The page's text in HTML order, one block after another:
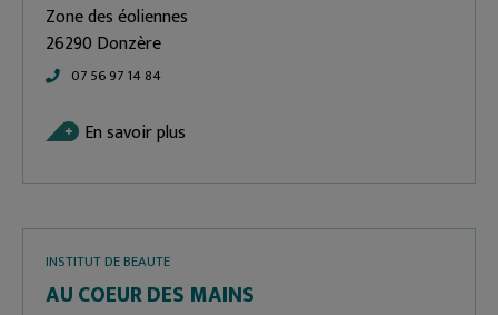
Zone des éoliennes
26290 Donzère
07 56 97 14 84
En savoir plus
INSTITUT DE BEAUTE
AU COEUR DES MAINS